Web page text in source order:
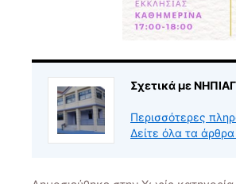
Σχετικά με
Περισσότερες
Δείτε όλα τα